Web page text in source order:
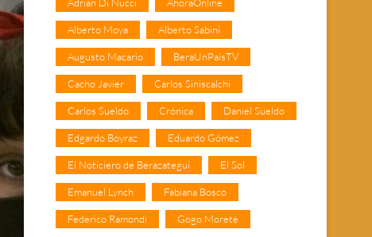
Alberto Moya Alberto Sabini
Augusto Macario BeraUnPaisTV
Cacho Javier Carlos Siniscalchi
Carlos Sueldo Crónica Daniel Sueldo
Edgardo Boyraz Eduardo Gómez
El Noticiero de Berazategui El Sol
Emanuel Lynch Fabiana Bosco
Federico Ramondi Gogo Morete